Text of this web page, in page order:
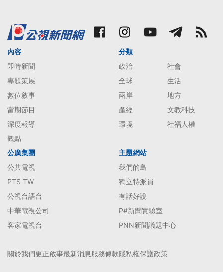
內容
即時新聞
專題策展
數位敘事
當期節目
深度報導
觀點
分類
政治
社會
全球
生活
兩岸
地方
產經
文教科技
環境
社福人權
公廣集團
公共電視
PTS TW
公視台語台
中華電視公司
客家電視台
主題網站
我們的島
獨立特派員
有話好說
P#新聞實驗室
PNN新聞議題中心
關於我們更正啟事最新消息服務條款隱私權保護政策